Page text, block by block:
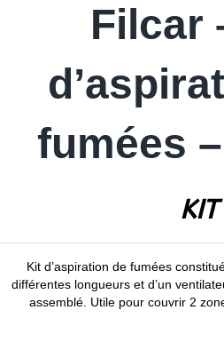
Filcar
fumées
KIT
Kit d’aspiration de fumées
différentes longueurs et d’un
assemblé. Utile pour couvrir 2